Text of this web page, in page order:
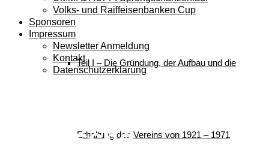
Teil I – Die Gründung, der Aufbau und die
Erhaltung des Vereins von 1921 – 1971
Volks- und Raiffeisenbanken Cup
Sponsoren
Impressum
Newsletter Anmeldung
Kontakt
Datenschutzerklärung
Nordische